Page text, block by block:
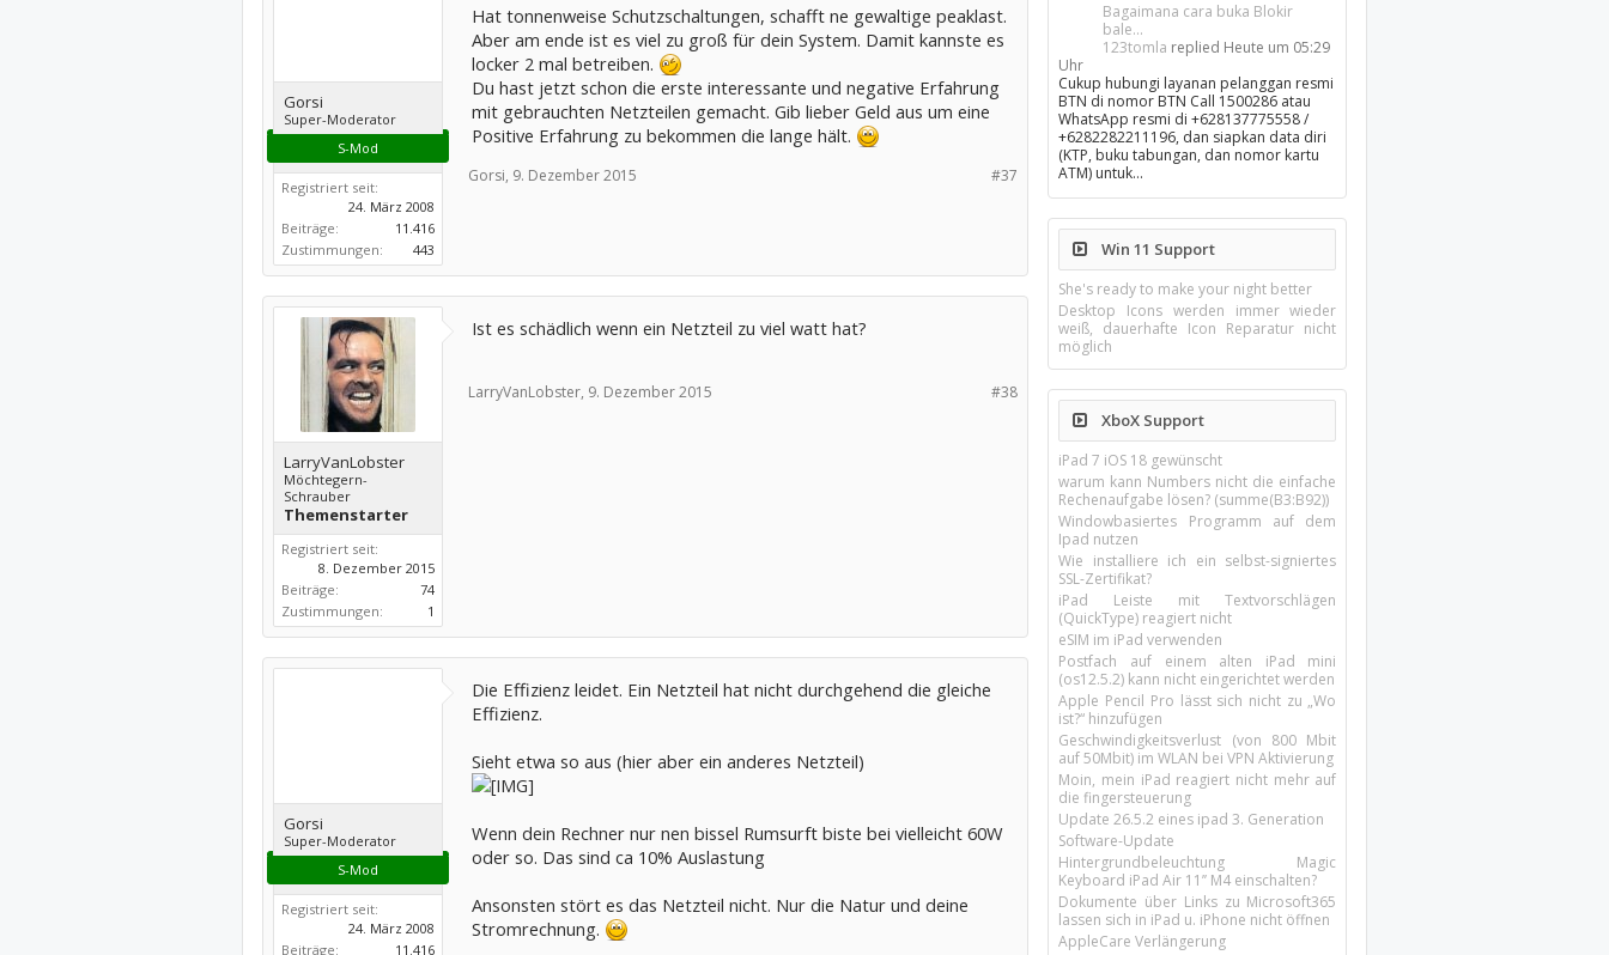
Gorsi
Super-Moderator
S-Mod
Registriert seit:
24. März 2008
Beiträge:
11.416
Zustimmungen:
443
Hat tonnenweise Schutzschaltungen, schafft ne gewaltige peaklast.
Aber am ende ist es viel zu groß für dein System. Damit kannste es
locker 2 mal betreiben.
Du hast jetzt schon die erste interessante und negative Erfahrung
mit gebrauchten Netzteilen gemacht. Gib lieber Geld aus um eine
Positive Erfahrung zu bekommen die lange hält.
#37
Gorsi, 9. Dezember 2015
LarryVanLobster
Möchtegern-
Schrauber
Themenstarter
Registriert seit:
8. Dezember 2015
Beiträge:
74
Zustimmungen:
1
Ist es schädlich wenn ein Netzteil zu viel watt hat?
#38
LarryVanLobster, 9. Dezember 2015
Gorsi
Super-Moderator
S-Mod
Registriert seit:
24. März 2008
Beiträge:
11.416
Die Effizienz leidet. Ein Netzteil hat nicht durchgehend die gleiche
Effizienz.
Sieht etwa so aus (hier aber ein anderes Netzteil)
Wenn dein Rechner nur nen bissel Rumsurft biste bei vielleicht 60W
oder so. Das sind ca 10% Auslastung
Ansonsten stört es das Netzteil nicht. Nur die Natur und deine
Stromrechnung.
Bagaimana cara buka Blokir
bale...
123tomla replied Heute um 05:29
Uhr
Cukup hubungi layanan pelanggan resmi
BTN di nomor BTN Call 1500286 atau
WhatsApp resmi di +628137775558 /
+6282282211196, dan siapkan data diri
(KTP, buku tabungan, dan nomor kartu
ATM) untuk…
Win 11 Support
She's ready to make your night better
Desktop Icons werden immer wieder
weiß, dauerhafte Icon Reparatur nicht
möglich
XboX Support
iPad 7 iOS 18 gewünscht
warum kann Numbers nicht die einfache
Rechenaufgabe lösen? (summe(B3:B92))
Windowbasiertes Programm auf dem
Ipad nutzen
Wie installiere ich ein selbst-signiertes
SSL-Zertifikat?
iPad Leiste mit Textvorschlägen
(QuickType) reagiert nicht
eSIM im iPad verwenden
Postfach auf einem alten iPad mini
(os12.5.2) kann nicht eingerichtet werden
Apple Pencil Pro lässt sich nicht zu „Wo
ist?“ hinzufügen
Geschwindigkeitsverlust (von 800 Mbit
auf 50Mbit) im WLAN bei VPN Aktivierung
Moin, mein iPad reagiert nicht mehr auf
die fingersteuerung
Update 26.5.2 eines ipad 3. Generation
Software-Update
Hintergrundbeleuchtung Magic
Keyboard iPad Air 11’’ M4 einschalten?
Dokumente über Links zu Microsoft365
lassen sich in iPad u. iPhone nicht öffnen
AppleCare Verlängerung